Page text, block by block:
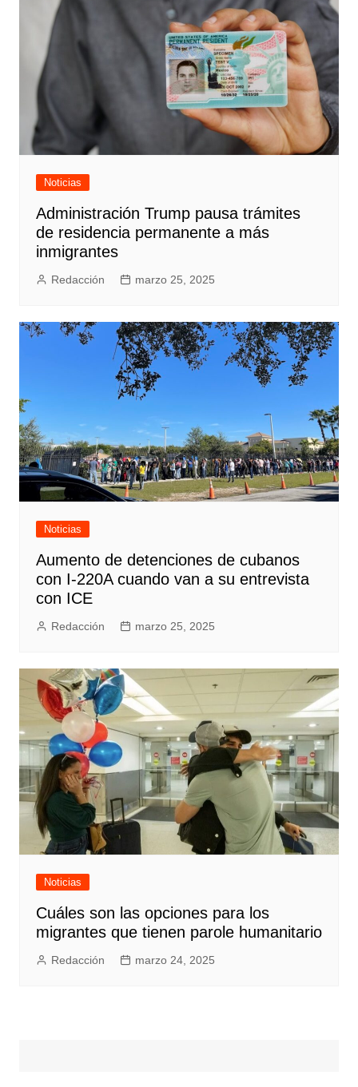
Noticias
Administración Trump pausa trámites
de residencia permanente a más
inmigrantes
Redacción marzo 25, 2025
Noticias
Aumento de detenciones de cubanos
con I-220A cuando van a su entrevista
con ICE
Redacción marzo 25, 2025
Noticias
Cuáles son las opciones para los
migrantes que tienen parole humanitario
Redacción marzo 24, 2025